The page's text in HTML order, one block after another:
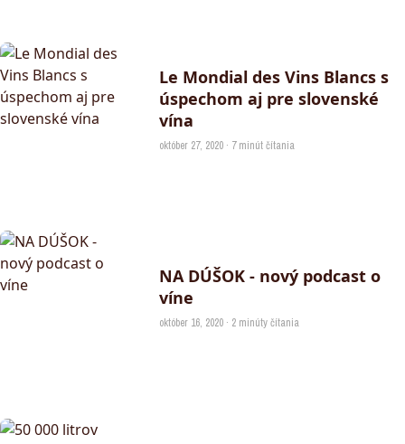
Le Mondial des Vins Blancs s
úspechom aj pre slovenské
vína
október 27, 2020 · 7 minút čítania
NA DÚŠOK - nový podcast o
víne
október 16, 2020 · 2 minúty čítania